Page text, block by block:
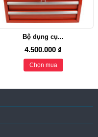
Bộ dụng cụ...
4.500.000 ₫
Chọn mua